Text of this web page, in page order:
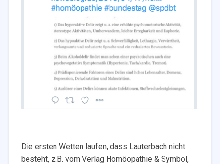
Die ersten Wetten laufen, dass Lauterbach nicht
besteht, z.B. vom Verlag Homöopathie & Symbol,